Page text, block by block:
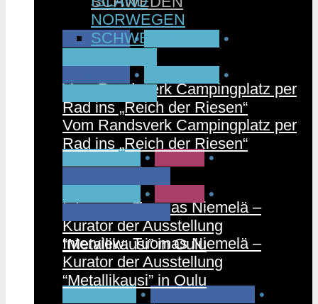
CAMPEN •
•
Vom Randsverk Campingplatz per
Rad ins „Reich der Riesen“
FINNLAND • MUSIK •
Interview: Tuomas Niemelä –
Kurator der Ausstellung
“Metallikausi” in Oulu
PARTNER • RUNDREISEN
•
NORWEGEN
SCHWEDEN
•
•
Vom Randsverk Campingplatz per
Rad ins „Reich der Riesen“
•
•
Interview: Tuomas Niemelä –
Kurator der Ausstellung
“Metallikausi” in Oulu